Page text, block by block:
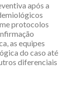
após a
protocolos
as equipes
do caso até
diferenciais